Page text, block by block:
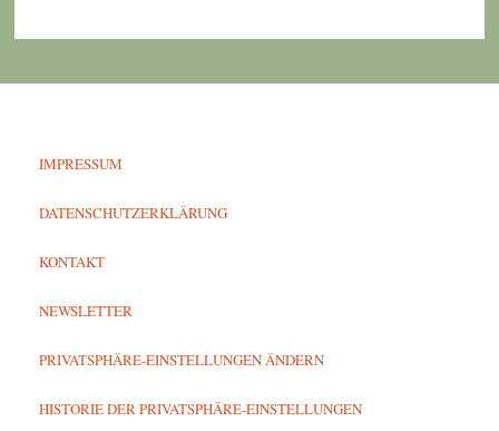
IMPRESSUM
DATENSCHUTZERKLÄRUNG
KONTAKT
NEWSLETTER
PRIVATSPHÄRE-EINSTELLUNGEN ÄNDERN
HISTORIE DER PRIVATSPHÄRE-EINSTELLUNGEN